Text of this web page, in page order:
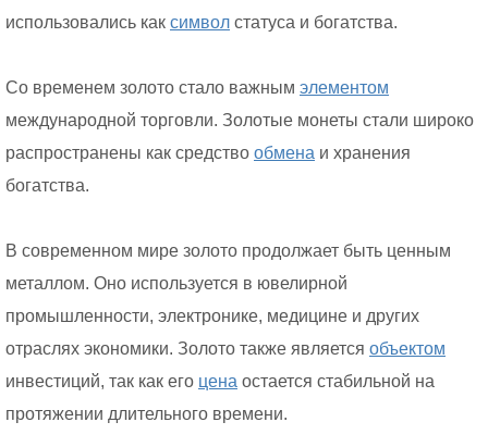
использовались как символ статуса и богатства.
Со временем золото стало важным элементом
международной торговли. Золотые монеты стали широко
распространены как средство обмена и хранения
богатства.
В современном мире золото продолжает быть ценным
металлом. Оно используется в ювелирной
промышленности, электронике, медицине и других
отраслях экономики. Золото также является объектом
инвестиций, так как его цена остается стабильной на
протяжении длительного времени.